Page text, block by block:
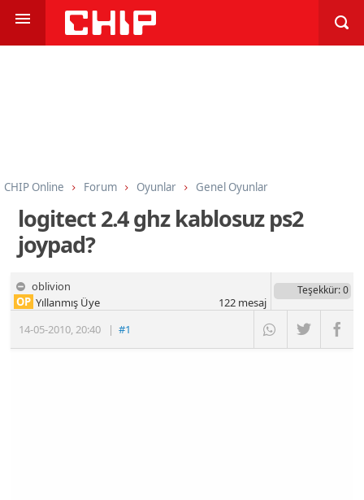
CHIP Online Forum Oyunlar Genel Oyunlar
logitect 2.4 ghz kablosuz ps2
joypad?
oblivion
14-05-2010,20:40 |#1
OP Yıllanmış Üye
Teşekkür: 0
122mesaj